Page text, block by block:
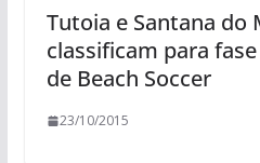
Tutoia e Santana do
classificam para
de Beach Soccer
23/10/2015